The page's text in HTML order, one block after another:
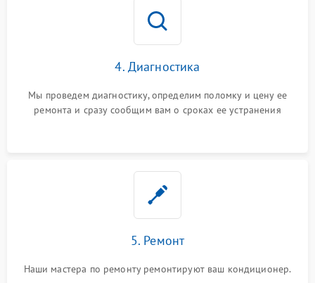
4. Диагностика
Мы проведем диагностику, определим поломку и цену ее
ремонта и сразу сообщим вам о сроках ее устранения
5. Ремонт
Наши мастера по ремонту ремонтируют ваш кондиционер.